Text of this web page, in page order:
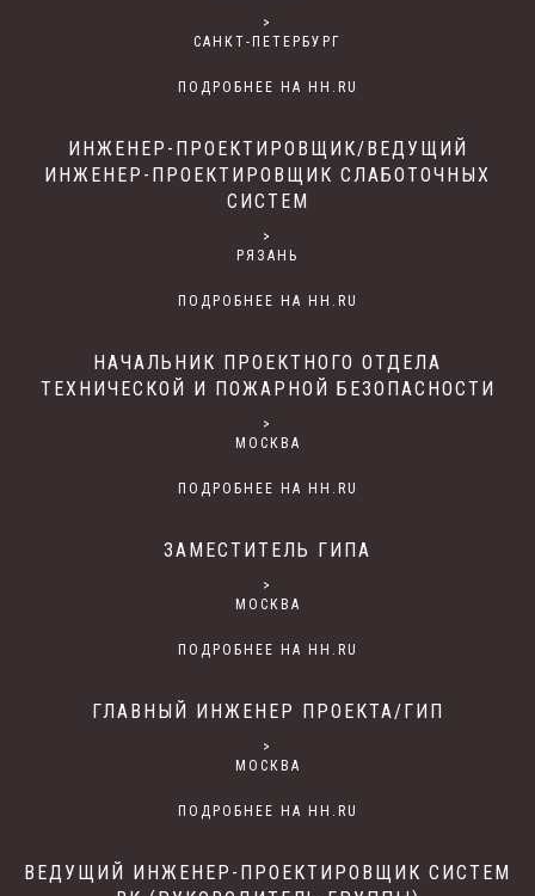
>
САНКТ-ПЕТЕРБУРГ
ПОДРОБНЕЕ НА HH.RU
ИНЖЕНЕР-ПРОЕКТИРОВЩИК/ВЕДУЩИЙ
ИНЖЕНЕР-ПРОЕКТИРОВЩИК СЛАБОТОЧНЫХ
СИСТЕМ
>
РЯЗАНЬ
ПОДРОБНЕЕ НА HH.RU
НАЧАЛЬНИК ПРОЕКТНОГО ОТДЕЛА
ТЕХНИЧЕСКОЙ И ПОЖАРНОЙ БЕЗОПАСНОСТИ
>
МОСКВА
ПОДРОБНЕЕ НА HH.RU
ЗАМЕСТИТЕЛЬ ГИПА
>
МОСКВА
ПОДРОБНЕЕ НА HH.RU
ГЛАВНЫЙ ИНЖЕНЕР ПРОЕКТА/ГИП
>
МОСКВА
ПОДРОБНЕЕ НА HH.RU
ВЕДУЩИЙ ИНЖЕНЕР-ПРОЕКТИРОВЩИК СИСТЕМ